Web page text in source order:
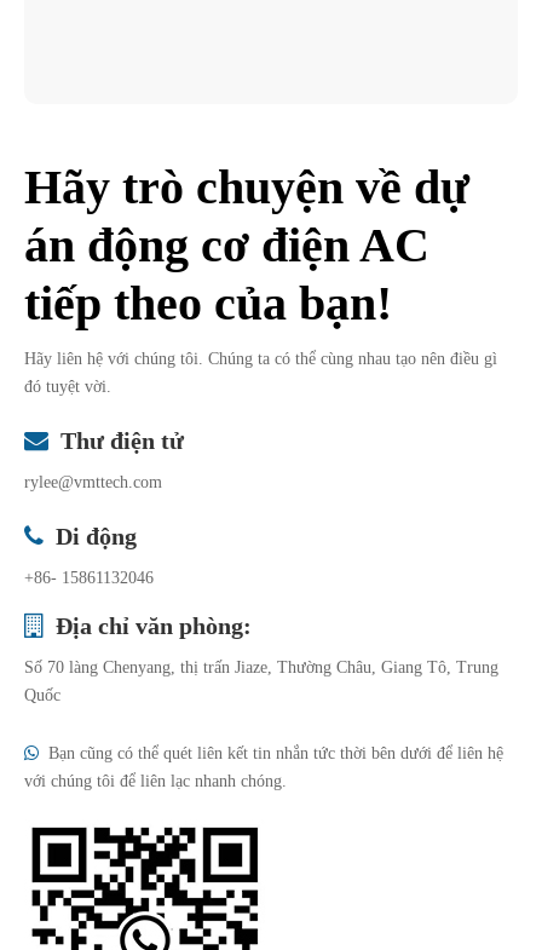
Hãy trò chuyện về dự
án động cơ điện AC
tiếp theo của bạn!
Hãy liên hệ với chúng tôi. Chúng ta có thể cùng nhau tạo nên điều gì
đó tuyệt vời.
 Thư điện tử
rylee@vmttech.com
 Di động
+86- 15861132046
 Địa chỉ văn phòng:
Số 70 làng Chenyang, thị trấn Jiaze, Thường Châu, Giang Tô, Trung
Quốc
 Bạn cũng có thể quét liên kết tin nhắn tức thời bên dưới để liên hệ
với chúng tôi để liên lạc nhanh chóng.